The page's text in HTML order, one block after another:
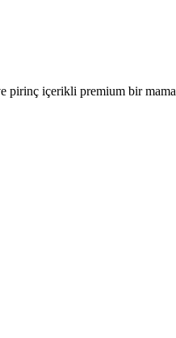
içerikli premium bir